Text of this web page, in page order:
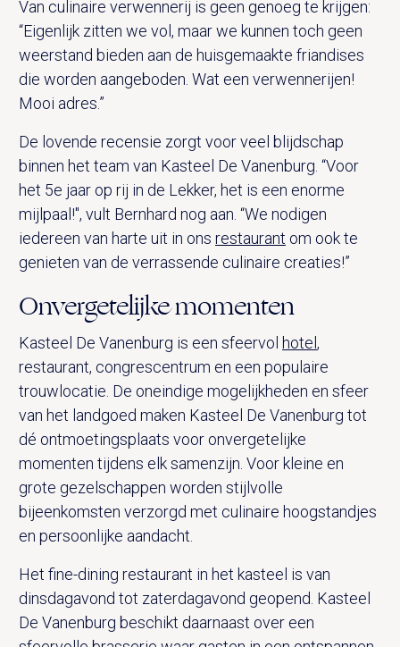
Van culinaire verwennerij is geen genoeg te krijgen:
“Eigenlijk zitten we vol, maar we kunnen toch geen
weerstand bieden aan de huisgemaakte friandises
die worden aangeboden. Wat een verwennerijen!
Mooi adres.”
De lovende recensie zorgt voor veel blijdschap
binnen het team van Kasteel De Vanenburg. “Voor
het 5e jaar op rij in de Lekker, het is een enorme
mijlpaal!", vult Bernhard nog aan. “We nodigen
iedereen van harte uit in ons restaurant om ook te
genieten van de verrassende culinaire creaties!”
Onvergetelijke momenten
Kasteel De Vanenburg is een sfeervol hotel ,
restaurant, congrescentrum en een populaire
trouwlocatie. De oneindige mogelijkheden en sfeer
van het landgoed maken Kasteel De Vanenburg tot
dé ontmoetingsplaats voor onvergetelijke
momenten tijdens elk samenzijn. Voor kleine en
grote gezelschappen worden stijlvolle
bijeenkomsten verzorgd met culinaire hoogstandjes
en persoonlijke aandacht.
Het fine-dining restaurant in het kasteel is van
dinsdagavond tot zaterdagavond geopend. Kasteel
De Vanenburg beschikt daarnaast over een